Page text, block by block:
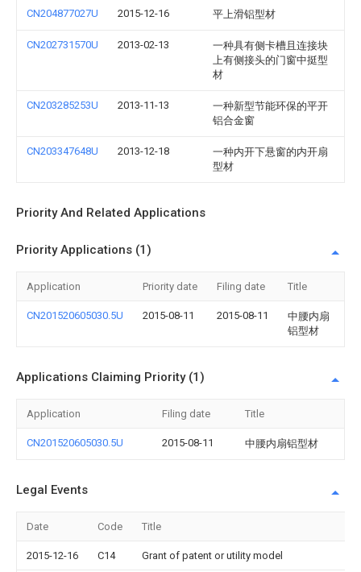
CN204877027U 2015-12-16 平上滑铝型材
CN202731570U 2013-02-13
一种具有侧卡槽且连接块
上有侧接头的门窗中挺型
材
CN203285253U 2013-11-13
一种新型节能环保的平开
铝合金窗
CN203347648U 2013-12-18
一种内开下悬窗的内开扇
型材
Priority And Related Applications
Priority Applications (1)
Application Priority date Filing date Title
CN201520605030.5U 2015-08-11 2015-08-11
中腰内扇
铝型材
Applications Claiming Priority (1)
Application Filing date Title
CN201520605030.5U 2015-08-11 中腰内扇铝型材
Legal Events
Date Code Title
2015-12-16 C14 Grant of patent or utility model